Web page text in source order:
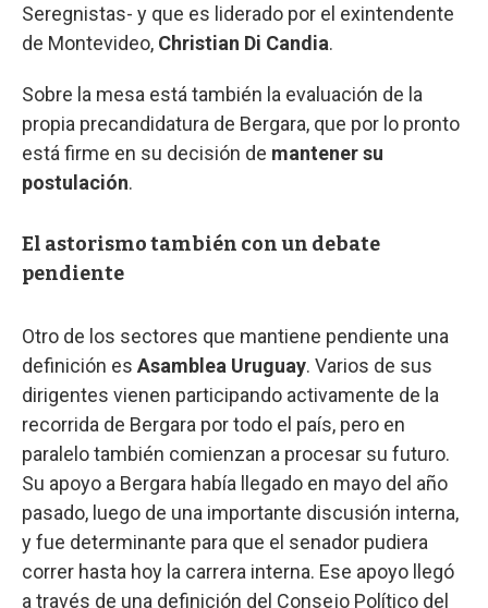
Seregnistas- y que es liderado por el exintendente
de Montevideo, Christian Di Candia.
Sobre la mesa está también la evaluación de la
propia precandidatura de Bergara, que por lo pronto
está firme en su decisión de mantener su
postulación.
El astorismo también con un debate
pendiente
Otro de los sectores que mantiene pendiente una
definición es Asamblea Uruguay. Varios de sus
dirigentes vienen participando activamente de la
recorrida de Bergara por todo el país, pero en
paralelo también comienzan a procesar su futuro.
Su apoyo a Bergara había llegado en mayo del año
pasado, luego de una importante discusión interna,
y fue determinante para que el senador pudiera
correr hasta hoy la carrera interna. Ese apoyo llegó
a través de una definición del Consejo Político del